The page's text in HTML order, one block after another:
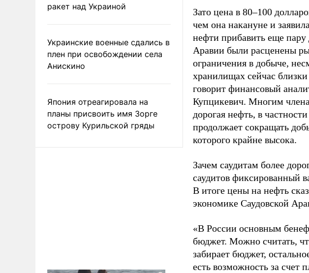
ракет над Украиной
Украинские военные сдались в
плен при освобождении села
Анискино
Япония отреагировала на
планы присвоить имя Зорге
острову Курильской гряды
Зато цена в 80–100
чем она накануне и
нефти прибавить еще
Аравии были расценены
ограничения в добыче,
хранилищах сейчас
говорит финансовый
Купцикевич. Многим
дорогая нефть, в
продолжает сокращать
которого крайне высока.
Зачем саудитам более
саудитов фиксированный
В итоге цены на нефть
экономике Саудовской
«В России основным
бюджет. Можно считать,
забирает бюджет,
есть возможность за счет